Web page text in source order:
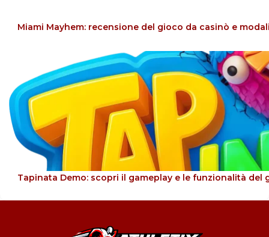
Miami Mayhem: recensione del gioco da casinò e
Tapinata Demo: scopri il gameplay e le funzionalità del